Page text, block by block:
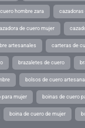
hombre zara
de cuero mujer
artesanales carteras de
brazaletes de cuero
bolsos de cuero
para mujer boinas de cuero
boina de cuero de mujer